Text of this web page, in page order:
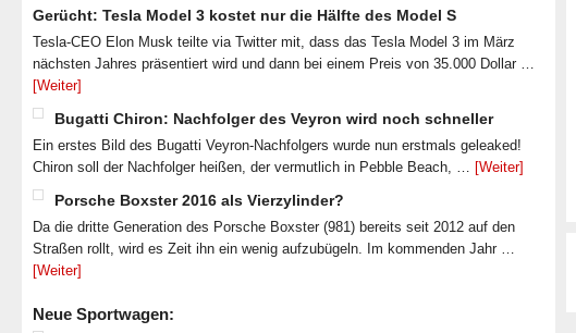
Gerücht: Tesla Model 3 kostet nur die Hälfte des Model S
Tesla-CEO Elon Musk teilte via Twitter mit, dass das Tesla Model 3 im März
nächsten Jahres präsentiert wird und dann bei einem Preis von 35.000 Dollar …
[Weiter]
Bugatti Chiron: Nachfolger des Veyron wird noch schneller
Ein erstes Bild des Bugatti Veyron-Nachfolgers wurde nun erstmals geleaked!
Chiron soll der Nachfolger heißen, der vermutlich in Pebble Beach, … [Weiter]
Porsche Boxster 2016 als Vierzylinder?
Da die dritte Generation des Porsche Boxster (981) bereits seit 2012 auf den
Straßen rollt, wird es Zeit ihn ein wenig aufzubügeln. Im kommenden Jahr …
[Weiter]
Neue Sportwagen: